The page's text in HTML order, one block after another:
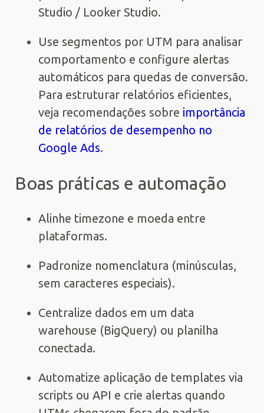
Studio / Looker Studio.
Use segmentos por UTM para analisar
comportamento e configure alertas
automáticos para quedas de conversão.
Para estruturar relatórios eficientes,
veja recomendações sobre importância
de relatórios de desempenho no
Google Ads.
Boas práticas e automação
Alinhe timezone e moeda entre
plataformas.
Padronize nomenclatura (minúsculas,
sem caracteres especiais).
Centralize dados em um data
warehouse (BigQuery) ou planilha
conectada.
Automatize aplicação de templates via
scripts ou API e crie alertas quando